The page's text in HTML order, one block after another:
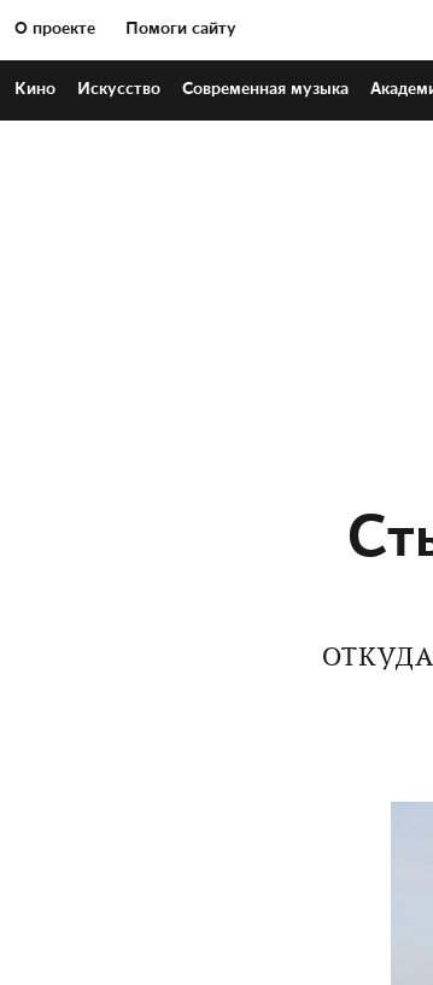
О проекте Помоги сайту
Кино Искусство Современная музыка